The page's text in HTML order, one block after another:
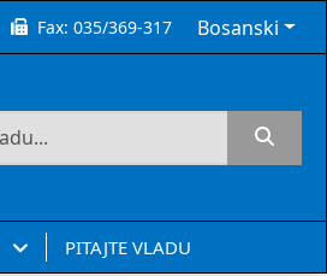
Fax:035/369-317 Bosanski
PITAJTE VLADU